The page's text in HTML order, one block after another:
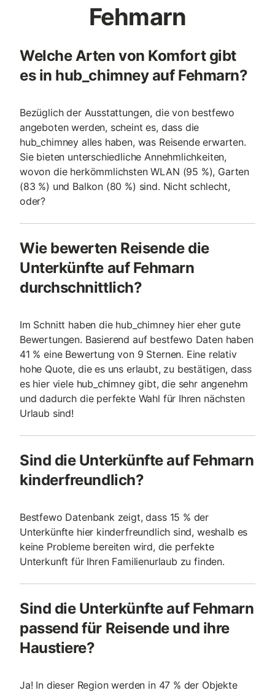
Fehmarn
Welche Arten von Komfort gibt
es in hub_chimney auf Fehmarn?
Bezüglich der Ausstattungen, die von bestfewo
angeboten werden, scheint es, dass die
hub_chimney alles haben, was Reisende erwarten.
Sie bieten unterschiedliche Annehmlichkeiten,
wovon die herkömmlichsten WLAN (95 %), Garten
(83 %) und Balkon (80 %) sind. Nicht schlecht,
oder?
Wie bewerten Reisende die
Unterkünfte auf Fehmarn
durchschnittlich?
Im Schnitt haben die hub_chimney hier eher gute
Bewertungen. Basierend auf bestfewo Daten haben
41 % eine Bewertung von 9 Sternen. Eine relativ
hohe Quote, die es uns erlaubt, zu bestätigen, dass
es hier viele hub_chimney gibt, die sehr angenehm
und dadurch die perfekte Wahl für Ihren nächsten
Urlaub sind!
Sind die Unterkünfte auf Fehmarn
kinderfreundlich?
Bestfewo Datenbank zeigt, dass 15 % der
Unterkünfte hier kinderfreundlich sind, weshalb es
keine Probleme bereiten wird, die perfekte
Unterkunft für Ihren Familienurlaub zu finden.
Sind die Unterkünfte auf Fehmarn
passend für Reisende und ihre
Haustiere?
Ja! In dieser Region werden in 47 % der Objekte